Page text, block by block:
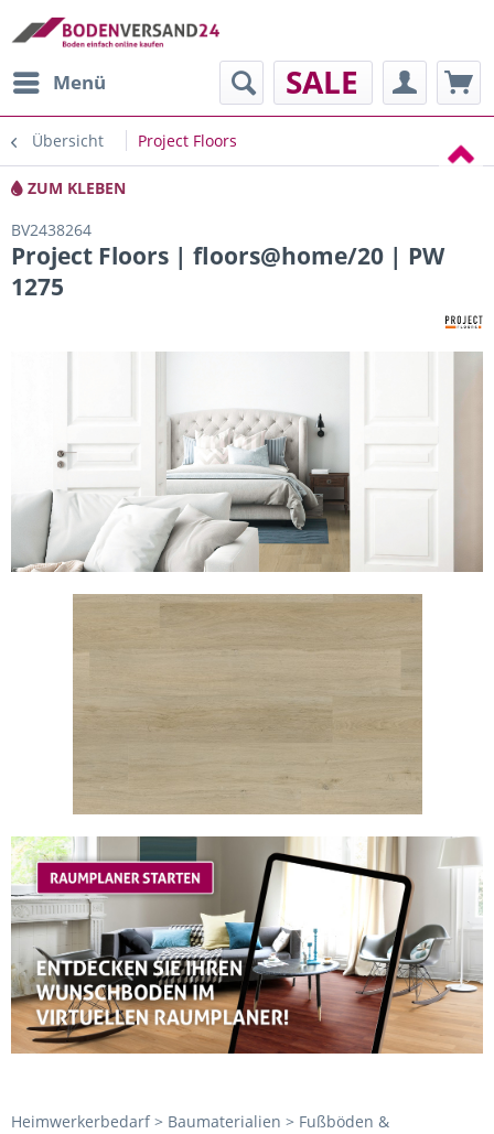
Menü SALE
Übersicht Project Floors
ZUM KLEBEN
BV2438264
Project Floors | floors@home/20 | PW
1275
Heimwerkerbedarf > Baumaterialien > Fußböden &